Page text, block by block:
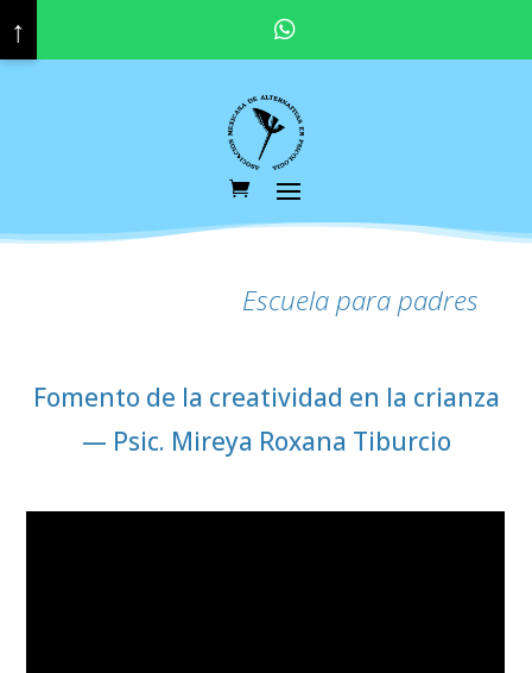
Escuela para padres
Fomento de la creatividad en la crianza
— Psic. Mireya Roxana Tiburcio
↑